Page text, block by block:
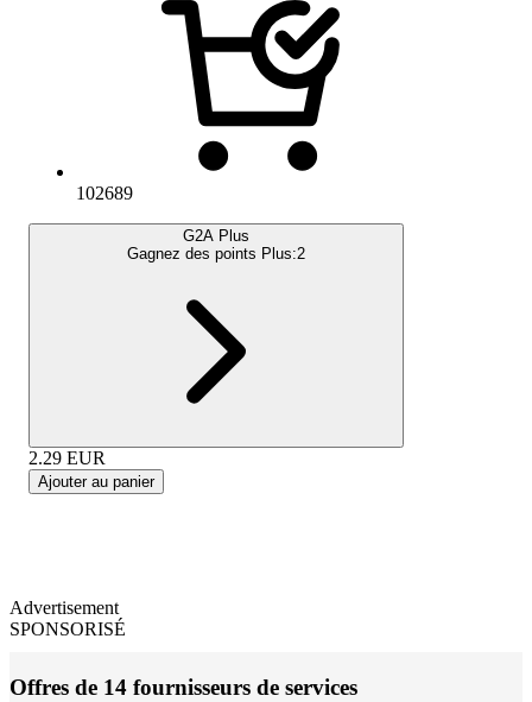
102689
G2A Plus
Gagnez des points Plus:2
2.29 EUR
Ajouter au panier
Advertisement
SPONSORISÉ
Offres de 14 fournisseurs de services